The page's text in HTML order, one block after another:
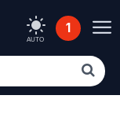
AUTO
1